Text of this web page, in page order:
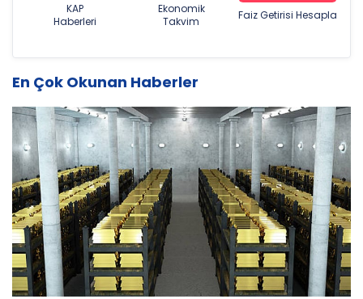
KAP
Haberleri
Ekonomik
Takvim
Faiz Getirisi Hesapla
En Çok Okunan Haberler